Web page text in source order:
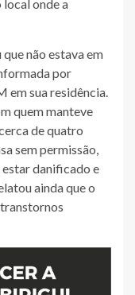
local onde a
não estava em
por
em sua residência.
quem manteve
de quatro
sem permissão,
danificado e
ainda que o